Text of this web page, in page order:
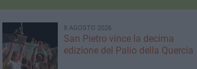
8 AGOSTO 2026
San Pietro vince la decima
edizione del Palio della Quercia